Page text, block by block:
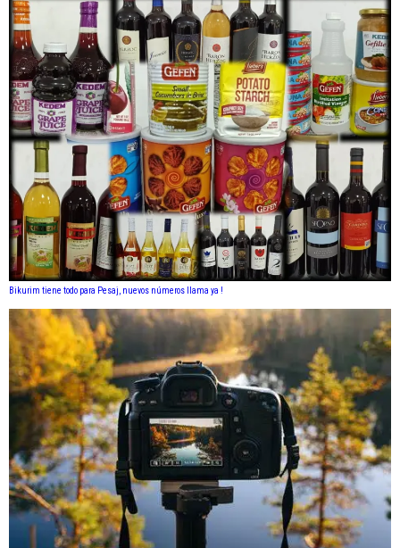
Bikurim tiene todo para Pesaj, nuevos números llama ya !